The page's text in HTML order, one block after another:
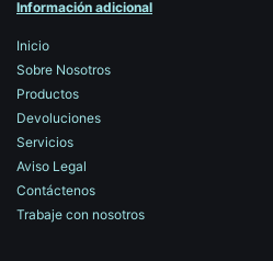
Información adicional
Inicio
Sobre Nosotros
Productos
Devoluciones
Servicios
Aviso Legal
Contáctenos
Trabaje con nosotros